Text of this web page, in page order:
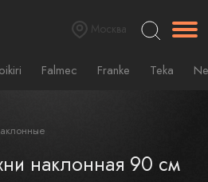
Москва
Falmec Franke Teka
наклонная 90 см